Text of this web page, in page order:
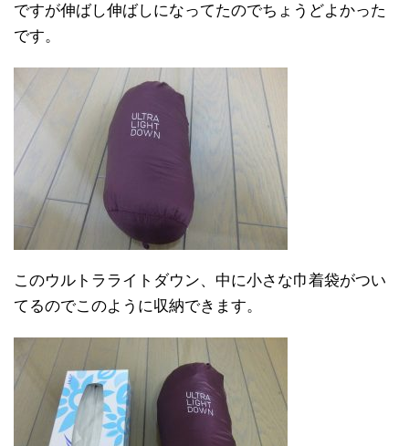
ですが伸ばし伸ばしになってたのでちょうどよかった
です。
このウルトラライトダウン、中に小さな巾着袋がつい
てるのでこのように収納できます。